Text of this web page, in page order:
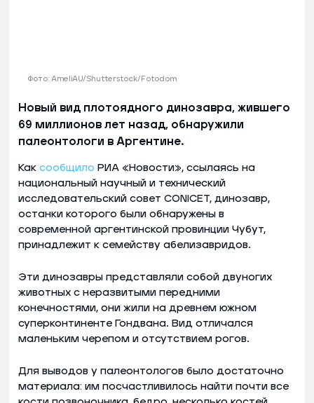
Фото: AmeliAU/Shutterstock/Fotodom
Новый вид плотоядного динозавра, жившего
69 миллионов лет назад, обнаружили
палеонтологи в Аргентине.
Как сообщило РИА «Новости», ссылаясь на
национальный научный и технический
исследовательский совет CONICET, динозавр,
останки которого были обнаружены в
современной аргентинской провинции Чубут,
принадлежит к семейству абелизавридов.
Эти динозавры представляли собой двуногих
животных с неразвитыми передними
конечностями, они жили на древнем южном
суперконтиненте Гондвана. Вид отличался
маленьким черепом и отсутствием рогов.
Для выводов у палеонтологов было достаточно
материала: им посчастливилось найти почти все